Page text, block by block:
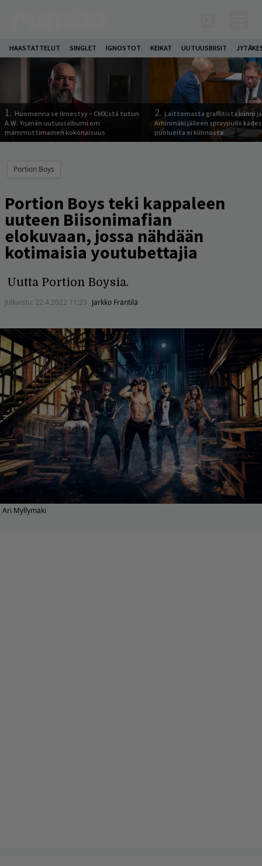
HAASTATTELUT SINGLET IGNOSTOT KEIKAT UUTUUSBIISIT
1. Huomenna se ilmestyy – CMX:stä tutun
A.W. Yrjänän uutuusalbumi om
mammuttimainen kokonaisuus
2. Laittomasta graffitista kiinni
Arhinmäki jälleen spraypullo
puolueita ei kiinnosta
Portion Boys
Portion Boys teki kappaleen
uuteen Biisonimafian
elokuvaan, jossa nähdään
kotimaisia youtubettajia
Uutta Portion Boysia.
Julkaistu: 22.4.2022 11:23 Jarkko Fräntilä
Ari Myllymäki